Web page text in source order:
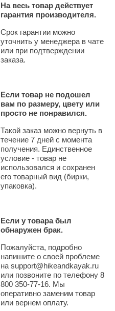
На весь товар действует
гарантия производителя.
Срок гарантии можно
уточнить у менеджера в чате
или при подтверждении
заказа.
Если товар не подошел
вам по размеру, цвету или
просто не понравился.
Такой заказ можно вернуть в
течение 7 дней с момента
получения. Единственное
условие - товар не
использовался и сохранен
его товарный вид (бирки,
упаковка).
Если у товара был
обнаружен брак.
Пожалуйста, подробно
напишите о своей проблеме
на support@hikeandkayak.ru
или позвоните по телефону 8
800 350-77-16. Мы
оперативно заменим товар
или вернем оплату.